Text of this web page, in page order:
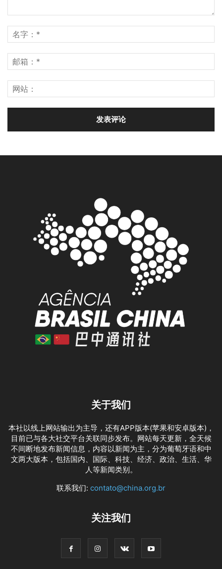
关于我们
本社以线上网站输出为主导，还有APP版本(苹果和安卓版本)，
目前已与各大社交平台关联同步发布。网站每天更新，全天候
不间断地发布新闻信息，内容以新闻为主，分为葡萄牙语和中
文两大版本，包括国内、国际、科技、经济、政治、生活、华
人等新闻类别。
联系我们: contato@china.org.br
关注我们